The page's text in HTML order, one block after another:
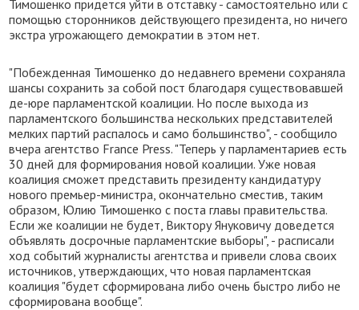
Тимошенко придется уйти в отставку - самостоятельно или с
помощью сторонников действующего президента, но ничего
экстра угрожающего демократии в этом нет.
"Побежденная Тимошенко до недавнего времени сохраняла
шансы сохранить за собой пост благодаря существовавшей
де-юре парламентской коалиции. Но после выхода из
парламентского большинства нескольких представителей
мелких партий распалось и само большинство", - сообщило
вчера агентство France Press. "Теперь у парламентариев есть
30 дней для формирования новой коалиции. Уже новая
коалиция сможет представить президенту кандидатуру
нового премьер-министра, окончательно сместив, таким
образом, Юлию Тимошенко с поста главы правительства.
Если же коалиции не будет, Виктору Януковичу доведется
объявлять досрочные парламентские выборы", - расписали
ход событий журналисты агентства и привели слова своих
источников, утверждающих, что новая парламентская
коалиция "будет сформирована либо очень быстро либо не
сформирована вообще".